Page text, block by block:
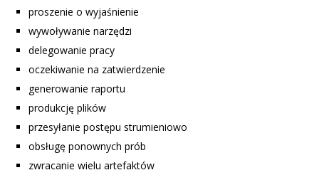
proszenie o wyjaśnienie
wywoływanie narzędzi
delegowanie pracy
oczekiwanie na zatwierdzenie
generowanie raportu
produkcję plików
przesyłanie postępu strumieniowo
obsługę ponownych prób
zwracanie wielu artefaktów